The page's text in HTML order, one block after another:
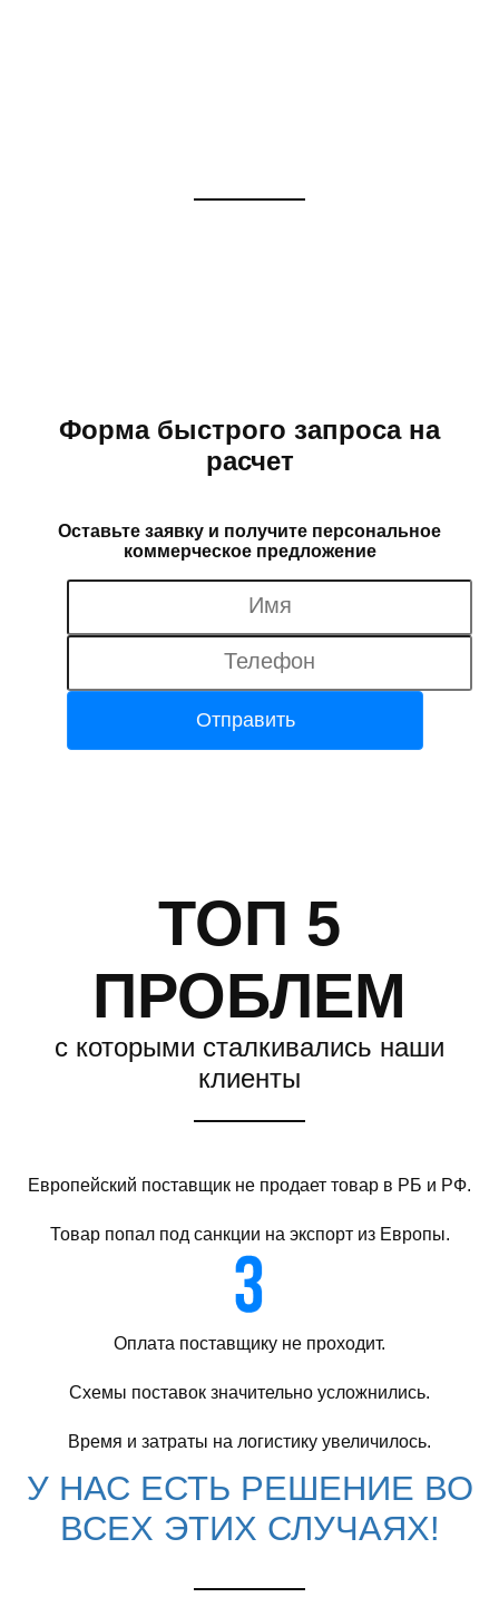
Форма быстрого запроса на
расчет
Оставьте заявку и получите персональное
коммерческое предложение
ТОП 5
ПРОБЛЕМ
с которыми сталкивались наши
клиенты
Европейский поставщик не продает товар в РБ и РФ.
Товар попал под санкции на экспорт из Европы.
Оплата поставщику не проходит.
Схемы поставок значительно усложнились.
Время и затраты на логистику увеличилось.
У НАС ЕСТЬ РЕШЕНИЕ ВО
ВСЕХ ЭТИХ СЛУЧАЯХ!